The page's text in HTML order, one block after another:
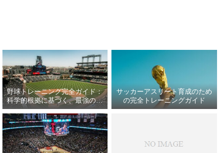
野球トレーニング完全ガイド：
科学的根拠に基づく、最強の野
球アスリート育成プラン
サッカーアスリート育成のため
の完全トレーニングガイド